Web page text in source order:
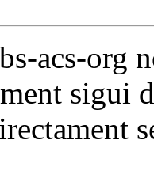
acs-org
sigui